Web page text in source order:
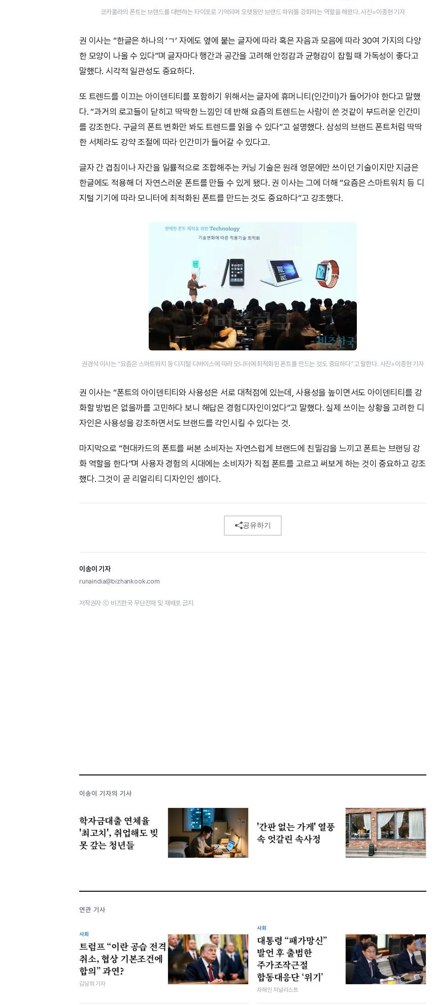
코카콜라의 폰트는 브랜드를 대변하는 타이포로 기억되며 오랫동안 브랜드 파워를 강화하는 역할을 해왔다. 사진=이종현 기자
권 이사는 “한글은 하나의 ‘ㄱ’ 자에도 옆에 붙는 글자에 따라 혹은 자음과 모음에 따라 30여 가지의 다양
한 모양이 나올 수 있다”며 글자마다 행간과 공간을 고려해 안정감과 균형감이 잡힐 때 가독성이 좋다고
말했다. 시각적 일관성도 중요하다.
또 트렌드를 이끄는 아이덴티티를 포함하기 위해서는 글자에 휴머니티(인간미)가 들어가야 한다고 말했
다. “과거의 로고들이 닫히고 딱딱한 느낌인 데 반해 요즘의 트렌드는 사람이 쓴 것같이 부드러운 인간미
를 강조한다. 구글의 폰트 변화만 봐도 트렌드를 읽을 수 있다”고 설명했다. 삼성의 브랜드 폰트처럼 딱딱
한 서체라도 강약 조절에 따라 인간미가 들어갈 수 있다고.
글자 간 겹침이나 자간을 일률적으로 조합해주는 커닝 기술은 원래 영문에만 쓰이던 기술이지만 지금은
한글에도 적용해 더 자연스러운 폰트를 만들 수 있게 됐다. 권 이사는 그에 더해 “요즘은 스마트워치 등 디
지털 기기에 따라 모니터에 최적화된 폰트를 만드는 것도 중요하다”고 강조했다.
권경석 이사는 “요즘은 스마트워치 등 디지털 디바이스에 따라 모니터에 최적화된 폰트를 만드는 것도 중요하다”고 말한다. 사진=이종현 기자
권 이사는 “폰트의 아이덴티티와 사용성은 서로 대척점에 있는데, 사용성을 높이면서도 아이덴티티를 강
화할 방법은 없을까를 고민하다 보니 해답은 경험디자인이었다”고 말했다. 실제 쓰이는 상황을 고려한 디
자인은 사용성을 강조하면서도 브랜드를 각인시킬 수 있다는 것.
마지막으로 “현대카드의 폰트를 써본 소비자는 자연스럽게 브랜드에 친밀감을 느끼고 폰트는 브랜딩 강
화 역할을 한다”며 사용자 경험의 시대에는 소비자가 직접 폰트를 고르고 써보게 하는 것이 중요하고 강조
했다. 그것이 곧 리얼리티 디자인인 셈이다.
공유하기
이송이 기자
runaindia@bizhankook.com
저작권자 ⓒ 비즈한국 무단전재 및 재배포 금지
이송이 기자의 기사
학자금대출 연체율
'최고치', 취업해도 빚
못 갚는 청년들
'간판 없는 가게' 열풍
속 엇갈린 속사정
연관 기사
사회
트럼프 “이란 공습 전격
취소, 협상 기본조건에
합의” 과연?
김남희 기자
사회
대통령 “패가망신”
발언 후 출범한
주가조작근절
합동대응단 ‘위기’
차해인 저널리스트